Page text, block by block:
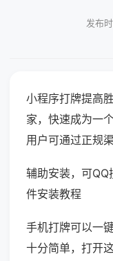
发布
小程序打牌提高
家，快速成为一
用户可通过正规
辅助安装，可
件安装教程
手机打牌可以一
十分简单，打开